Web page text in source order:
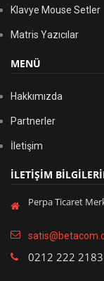
Klavye Mouse Setler
Matris Yazıcılar
MENÜ
Hakkımızda
Partnerler
İletişim
İLETİŞİM
Perpa Ticaret
0212 222 2183